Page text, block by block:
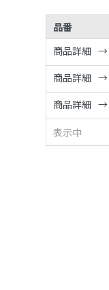
品番
商品詳細
商品詳細
商品詳細
表示中